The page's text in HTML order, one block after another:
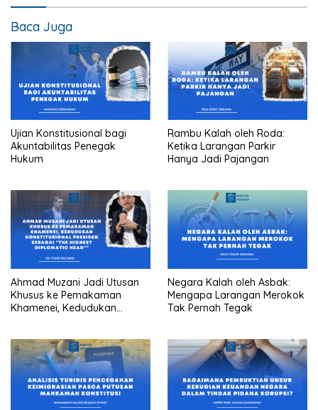
Baca Juga
Ujian Konstitusional bagi
Akuntabilitas Penegak
Hukum
Rambu Kalah oleh Roda:
Ketika Larangan Parkir
Hanya Jadi Pajangan
Ahmad Muzani Jadi Utusan
Khusus ke Pemakaman
Khamenei, Kedudukan
diplomatic head””
Negara Kalah oleh Asbak:
Mengapa Larangan Merokok
Tak Pernah Tegak